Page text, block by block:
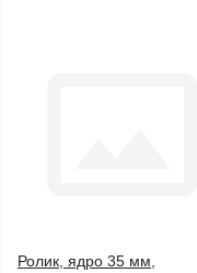
Ролик, ядро 35 мм,